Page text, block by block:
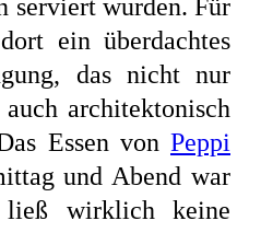
serviert wurden. Für
ein überdachtes
das nicht nur
architektonisch
Essen von Peppi
und Abend war
ließ wirklich keine